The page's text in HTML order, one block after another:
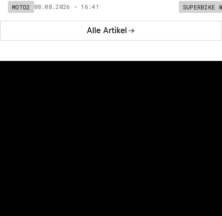
Alle Artikel
MOTO2 08.08.2026 - 16:41 SUPERBIKE